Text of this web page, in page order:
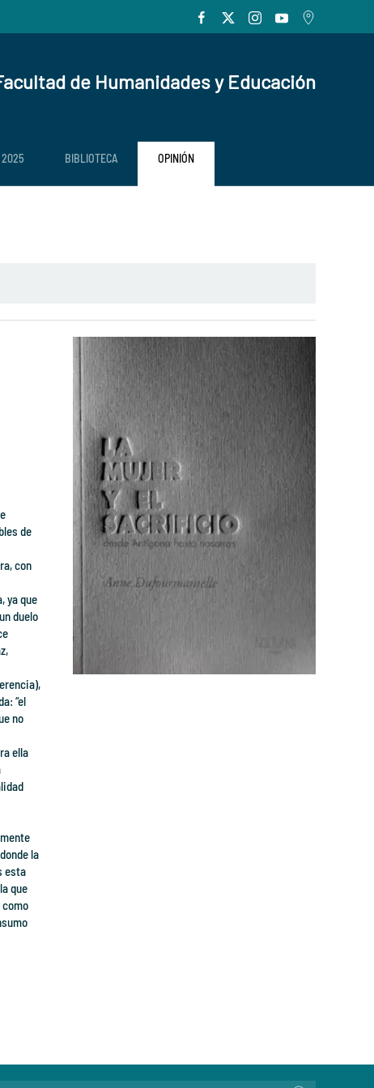
de Humanidades y Educación
2025 BIBLIOTECA OPINIÓN
de
con
ya que
duelo
“el
no
ella
la
esta
que